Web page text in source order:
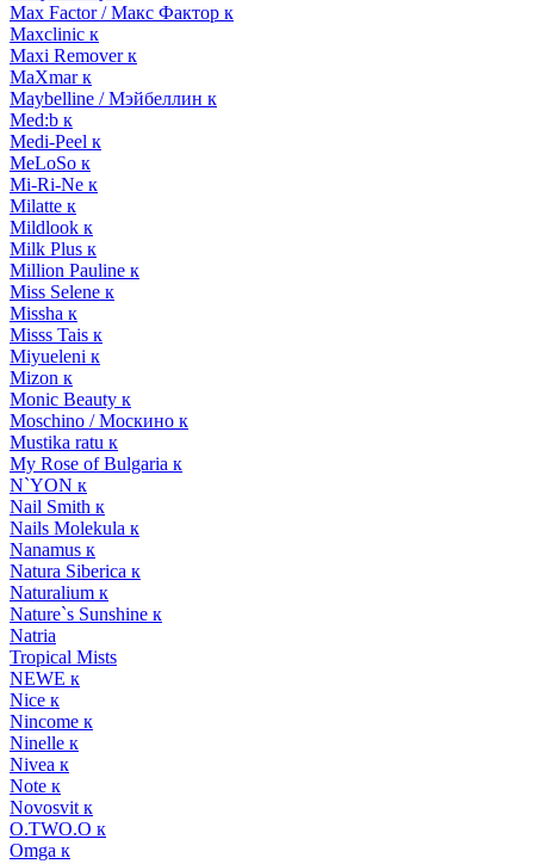
Max Factor / Макс Фактор к
Maxclinic к
Maxi Remover к
MaXmar к
Maybelline / Мэйбеллин к
Med:b к
Medi-Peel к
MeLoSo к
Mi-Ri-Ne к
Milatte к
Mildlook к
Milk Plus к
Million Pauline к
Miss Selene к
Missha к
Misss Tais к
Miyueleni к
Mizon к
Monic Beauty к
Moschino / Москино к
Mustika ratu к
My Rose of Bulgaria к
N`YON к
Nail Smith к
Nails Molekula к
Nanamus к
Natura Siberica к
Naturalium к
Nature`s Sunshine к
Natria
Tropical Mists
NEWE к
Nice к
Nincome к
Ninelle к
Nivea к
Note к
Novosvit к
O.TWO.O к
Omga к